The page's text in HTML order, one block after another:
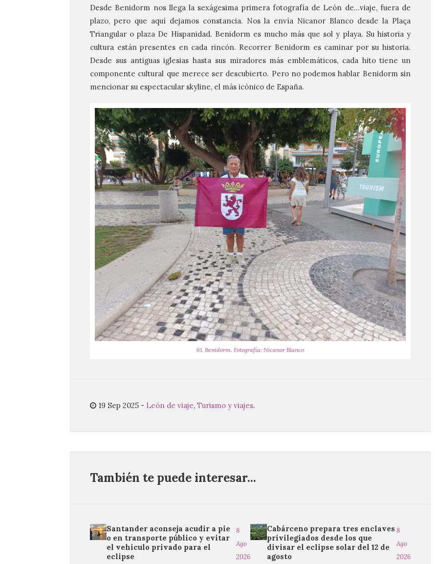
Desde Benidorm nos llega la sexágesima primera fotografía de León de…viaje, fuera de
plazo, pero que aquí dejamos constancia. Nos la envía Nicanor Blanco desde la Plaça
Triangular o plaza De Hispanidad. Benidorm es mucho más que sol y playa. Su historia y
cultura están presentes en cada rincón. Recorrer Benidorm es caminar por su historia.
Desde sus antiguas iglesias hasta sus miradores más emblemáticos, cada hito tiene un
componente cultural que merece ser descubierto. Pero no podemos hablar Benidorm sin
mencionar su espectacular skyline, el más icónico de España.
61. Benidorm. Fotografía: Nicanor Blanco
19 Sep 2025 - León de viaje, Turismo y viajes.
También te puede interesar...
Santander aconseja acudir a pie
o en transporte público y evitar
el vehículo privado para el
eclipse
8
Ago
2026
Cabárceno prepara tres enclaves
privilegiados desde los que
divisar el eclipse solar del 12 de
agosto
8
Ago
2026